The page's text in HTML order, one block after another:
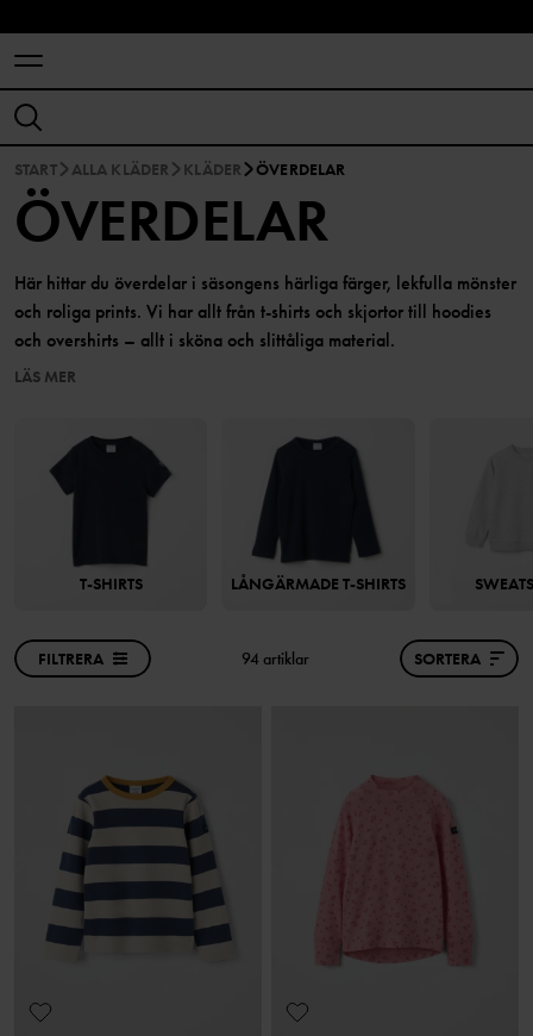
START ALLA KLÄDER KLÄDER ÖVERDELAR
ÖVERDELAR
Här hittar du överdelar i säsongens härliga färger, lekfulla mönster
och roliga prints. Vi har allt från t-shirts och skjortor till hoodies
och overshirts – allt i sköna och slittåliga material.
LÄS MER
T-SHIRTS LÅNGÄRMADE T-SHIRTS
FILTRERA 94 artiklar SORTERA